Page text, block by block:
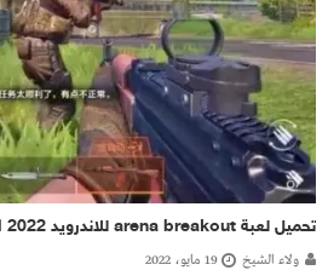
تحميل لعبة arena breakout للاندرويد 2022 اخر اصدار
ولاء الشيخ 19 مايو، 2022